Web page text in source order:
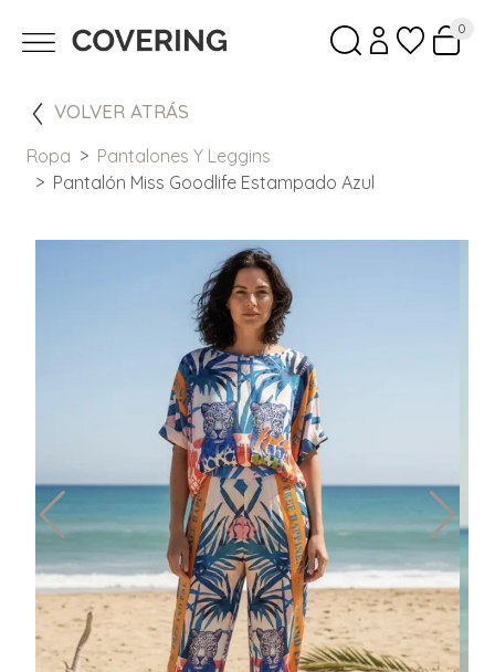
0
VOLVER ATRÁS
Ropa
Pantalones Y Leggins
Pantalón Miss Goodlife Estampado Azul